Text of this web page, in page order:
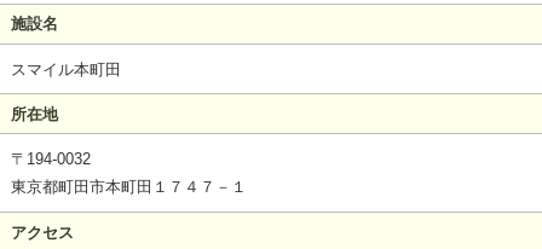
施設名
スマイル本町田
所在地
〒194-0032
東京都町田市本町田１７４７－１
アクセス